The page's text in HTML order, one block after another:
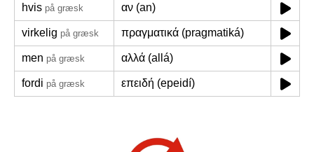
hvis på græsk αν (an)
virkelig på græsk πραγματικά (pragmatiká)
men på græsk αλλά (allá)
fordi på græsk επειδή (epeidí)